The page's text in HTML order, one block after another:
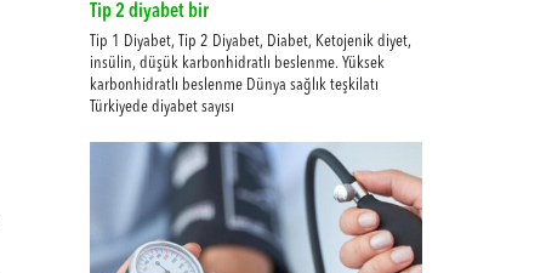
Tip 2 diyabet bir
Tip 1 Diyabet, Tip 2 Diyabet, Diabet, Ketojenik diyet,
insülin, düşük karbonhidratlı beslenme. Yüksek
karbonhidratlı beslenme Dünya sağlık teşkilatı
Türkiyede diyabet sayısı